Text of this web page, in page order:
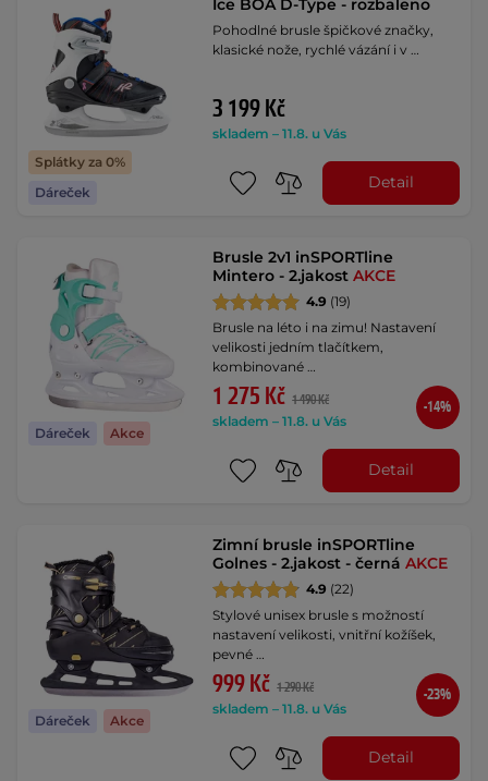
Splátky za 0%
Dáreček
Pohodlné brusle špičkové značky,
klasické nože, rychlé vázání i v …
3 199 Kč
skladem – 11.8. u Vás
Detail
Dáreček Akce
Brusle 2v1 inSPORTline
Mintero - 2.jakostAKCE
4.9 (19)
Brusle na léto i na zimu! Nastavení
velikosti jedním tlačítkem,
kombinované …
1 275 Kč 1 490 Kč
skladem – 11.8. u Vás
-14%
Detail
Dáreček Akce
Zimní brusle inSPORTline
Golnes - 2.jakost - černáAKCE
4.9 (22)
Stylové unisex brusle s možností
nastavení velikosti, vnitřní kožíšek,
pevné …
999 Kč 1 290 Kč
skladem – 11.8. u Vás
-23%
Detail